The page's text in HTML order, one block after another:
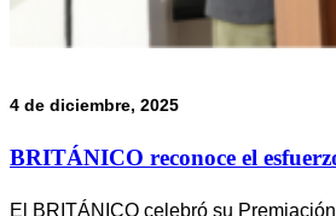
4 de diciembre, 2025
BRITÁNICO reconoce el
El BRITÁNICO celebró su